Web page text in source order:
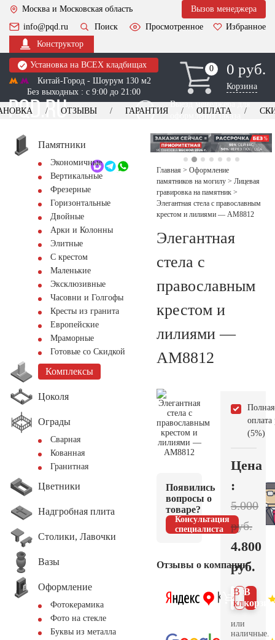
Москва и Московская область
Вызов менеджера
info@pqd.ru
Поиск Просмотренное
Избранное
Конструктор
Установка на ВСЕХ кладбищах
Китай-Город - Шоурум 130 м2
Без выходных : с 9:00 до 21:00
0
0 0 руб.
Корзина
Выезд менеджера для
оформления заказа
+7 (495) 518-44-23
Обратный звонок
ОТЗЫВЫ ГАРАНТИЯ ОПЛАТА
Памятники
Экономичные
Вертикальные
Фрезерные
Горизонтальные
Двойные
Арки и Колонны
Элитные
С крестом
Маленькие
Эксклюзивные
Часовни и Голгофы
Кресты из гранита
Европейские
Мраморные
Готовые со Скидкой
Комплексы
Цоколя
Ограды
Сварная
Кованная
Гранитная
Цветники
Надгробная плита
Столики, Лавочки
Вазы
Оформление
Фотокерамика
Фото на стекле
Буквы из металла
Главная > Оформление
памятников на могилу > Лицевая
гравировка на памятник >
Элегантная стела с православным
крестом и лилиями — AM8812
Элегантная
стела с
православным
крестом и
лилиями —
AM8812
Появились
вопросы о
товаре?
Консультация
специалиста
Отзывы о компании
Полная
оплата
(5%)
Цена
:
5.000
руб.
4.800
руб.
В
В 1
клик
или
наличные.